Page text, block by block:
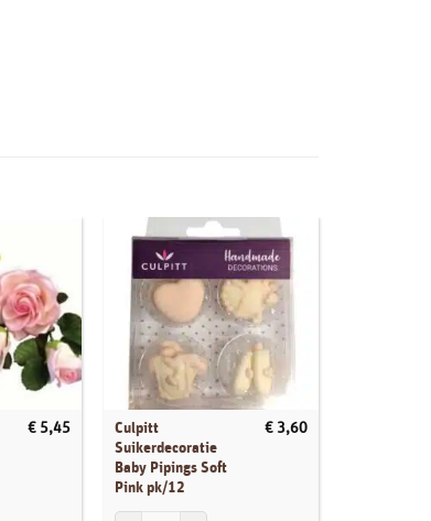
€ 5,45
Culpitt
Suikerdecoratie
Baby Pipings Soft
Pink pk/12
€ 3,60